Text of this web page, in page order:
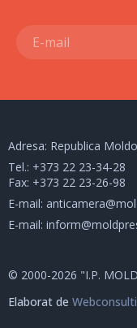
Adresa: Republica
Tel.: +373 22 23-34-28
Fax: +373 22 23-26-98
E-mail:
E-mail:
© 2000-2026 "I.P.
Elaborat de